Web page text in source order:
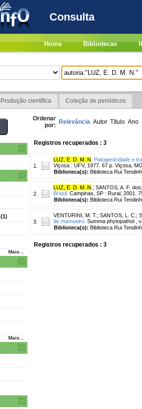
Consulta
Home Bibliotecas
Produção científica Coleção de periódicos
(1)
Mais...
Mais...
Ordenar
por: Relevância Autor Título Ano
Registros recuperados : 3
1.
LUZ, E. D. M. N
Patogenicidade e
Viçosa : UFV, 1977. 67 p. Viçosa,
Biblioteca(s): Biblioteca Rui
2.
LUZ, E. D. M. N ; SANTOS, A. F. dos
Brasil. Campinas, SP : Rural, 2001.
Biblioteca(s): Biblioteca Rui
3.
VENTURINI, M. T. ; SANTOS, L. C. ;
de mamoeiro. Summa phytopathol ,
Biblioteca(s): Biblioteca Rui
Registros recuperados : 3